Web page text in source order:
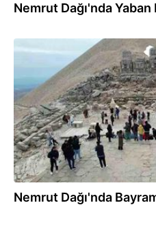
Nemrut Dağı'nda Yaban
02.04.2025
Nemrut Dağı'nda